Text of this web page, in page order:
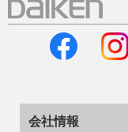
会社情報